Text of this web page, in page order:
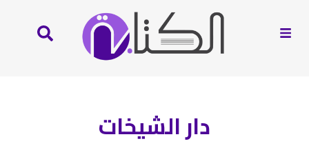
دار الشيخات